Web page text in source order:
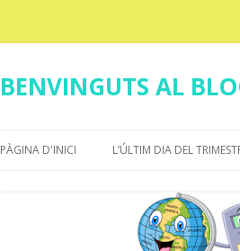
BENVINGUTS AL
PÀGINA D'INICI L’ÚLTIM DIA DEL